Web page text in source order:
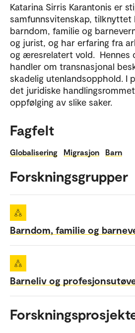
Katarina Sirris Karantonis er
samfunnsvitenskap, tilknyttet
barndom, familie og
og jurist, og har erfaring fra
og æresrelatert vold. Hennes
handler om transnasjonal
skadelig utenlandsopphold. I
det juridiske
oppfølging av slike saker.
Fagfelt
Globalisering Migrasjon Barn
Forskningsgrupper
Barndom, familie og
Barneliv og